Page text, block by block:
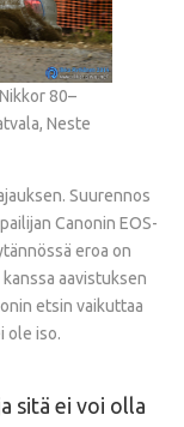
80–
Neste
Suurennos
Canonin EOS-
eroa on
aavistuksen
etsin vaikuttaa
ole iso.
sitä ei voi olla